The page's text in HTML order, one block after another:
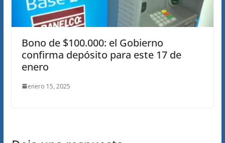
Bono de $100.000: el Gobierno
confirma depósito para este 17 de
enero
enero 15, 2025